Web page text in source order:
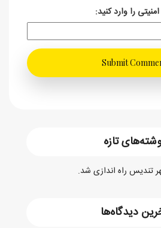
را وارد کنید:
تازه
تندیس راه اندازی شد.
دیدگاه‌ها